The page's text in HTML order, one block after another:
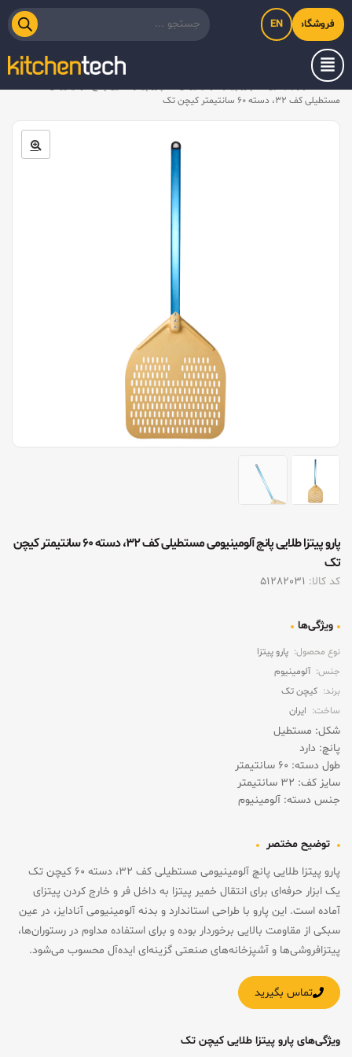
فروشگاه اینترنتی کیت‌لاین
EN
خانه
مستطیلی کف ۳۲، دسته ۶۰ سانتیمتر کیچن تک
پارو پیتزا طلایی پانچ آلومینیومی مستطیلی کف ۳۲، دسته ۶۰ سانتیمتر کیچن
تک
پارو پیتزا طلایی پانچ آلومینیومی مستطیلی کف ۳۲، دسته ۶۰ کیچن تک
یک ابزار حرفه‌ای برای انتقال خمیر پیتزا به داخل فر و خارج کردن پیتزای
آماده است. این پارو با طراحی استاندارد و بدنه آلومینیومی آنادایز، در عین
سبکی از مقاومت بالایی برخوردار بوده و برای استفاده مداوم در رستوران‌ها،
پیتزافروشی‌ها و آشپزخانه‌های صنعتی گزینه‌ای ایده‌آل محسوب می‌شود.
کد کالا: 51282031
ویژگی‌ها
نوع محصول: پارو پیتزا
جنس: آلومینیوم
برند: کیچن تک
ساخت: ایران
شکل: مستطیل
پانچ: دارد
طول دسته: ۶۰ سانتیمتر
سایز کف: ۳۲ سانتیمتر
جنس دسته: آلومینیوم
توضیح مختصر
تماس بگیرید
ویژگی‌های پارو پیتزا طلایی کیچن تک